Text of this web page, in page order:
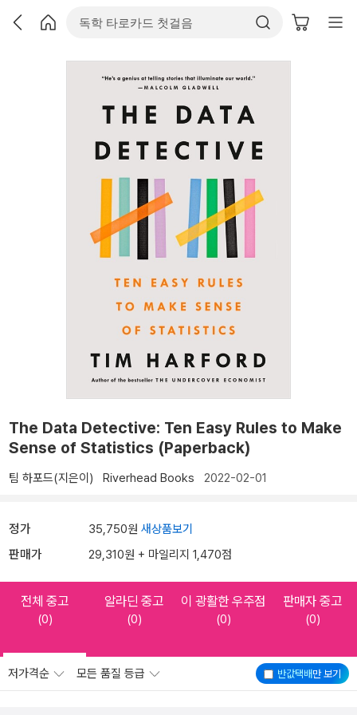
The Data Detective: Ten Easy Rules to Make
Sense of Statistics (Paperback)
팀 하포드(지은이) Riverhead Books 2022-02-01
정가 35,750원 새상품보기
판매가 29,310원 + 마일리지 1,470점
전체 중고
(0)
알라딘 중고
(0)
이 광활한 우주점
(0)
판매자 중고
(0)
반값택배만 보기
저가격순 모든 품질 등급